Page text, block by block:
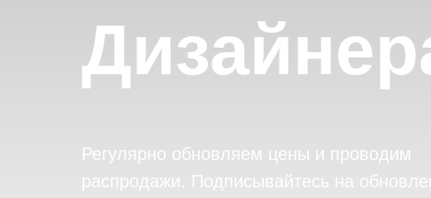
Регулярно обновляем цены и проводим
распродажи. Подписывайтесь на